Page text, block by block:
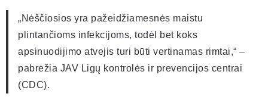
„Nėščiosios yra pažeidžiamesnės maistu
plintančioms infekcijoms, todėl bet koks
apsinuodijimo atvejis turi būti vertinamas rimtai,“ –
pabrėžia JAV Ligų kontrolės ir prevencijos centrai
(CDC).